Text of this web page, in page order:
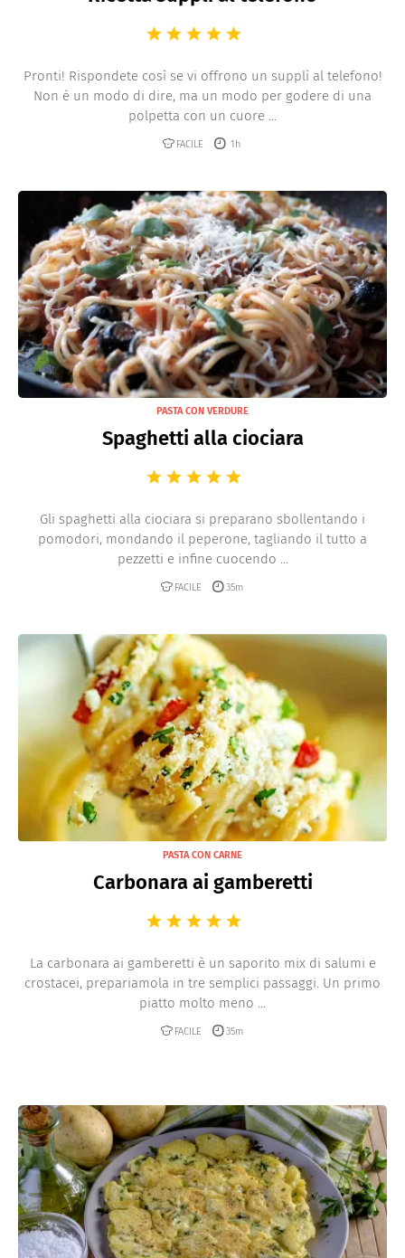
Pronti! Rispondete così se vi offrono un supplì al telefono!
Non è un modo di dire, ma un modo per godere di una
polpetta con un cuore ...
FACILE 1h
PASTA CON VERDURE
Spaghetti alla ciociara
Gli spaghetti alla ciociara si preparano sbollentando i
pomodori, mondando il peperone, tagliando il tutto a
pezzetti e infine cuocendo ...
FACILE 35m
PASTA CON CARNE
Carbonara ai gamberetti
La carbonara ai gamberetti è un saporito mix di salumi e
crostacei, prepariamola in tre semplici passaggi. Un primo
piatto molto meno ...
FACILE 35m